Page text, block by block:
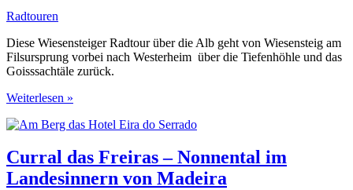
Radtouren
Diese Wiesensteiger Radtour über die Alb geht von Wiesensteig am
Filsursprung vorbei nach Westerheim über die Tiefenhöhle und das
Goisssachtäle zurück.
Wiesensteiger
über
Alb
-
Filsursprung
Weiterlesen »
Curral das Freiras – Nonnental im
Landesinnern von Madeira